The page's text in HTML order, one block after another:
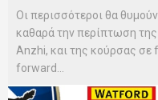
Οι περισσότεροι θα
καθαρά την περίπτωση
Anzhi, και της κούρσας σε
forward...